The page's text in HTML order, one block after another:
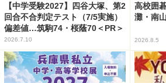
【中学受験2027】四谷大塚、第2
回合不合判定テスト（7/5実施）
偏差値…筑駒74・桜蔭70＜PR＞
2026.7.10
高校囲
灘・南
2026.8.5